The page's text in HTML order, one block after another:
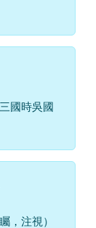
國時吳國
，注視）